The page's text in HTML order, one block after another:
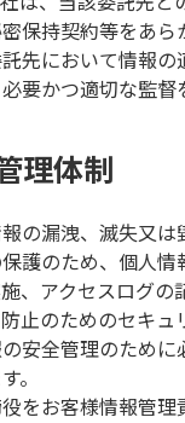
保持契約等をあら
先において情報の
要かつ適切な監督
理体制
の漏洩、滅失又は
護のため、個人情
、アクセスログの
止のためのセキュ
安全管理のために
。
をお客様情報管理